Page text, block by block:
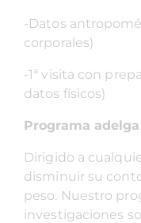
-Datos
corporales)
-1ª visita con
datos físicos)
Programa
Dirigido a
disminuir su
peso. Nuestro
investigaciones